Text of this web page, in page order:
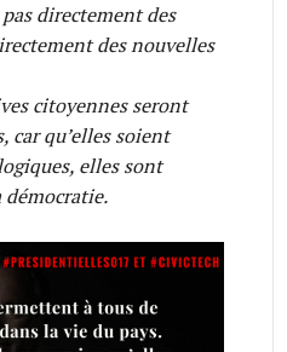
directement des
des nouvelles
citoyennes seront
car qu’elles soient
elles sont
démocratie.